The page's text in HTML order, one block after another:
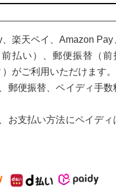
ッカ
ト
楽天ペイ、Amazon Pay
払い）、郵便振替（前
がご利用いただけます。
郵便振替、ペイディ手数
お支払い方法にペイディ